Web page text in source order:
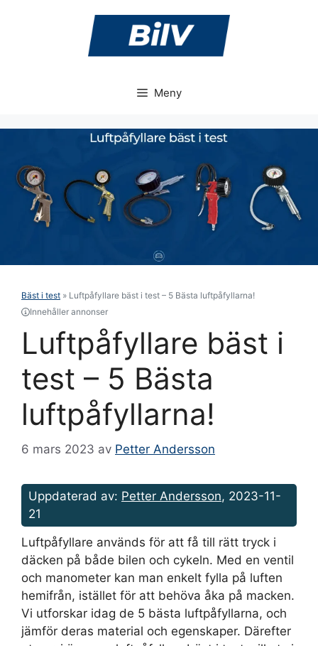
Meny
Bäst i test » Luftpåfyllare bäst i test – 5 Bästa luftpåfyllarna!
Innehåller annonser
Luftpåfyllare bäst i
test – 5 Bästa
luftpåfyllarna!
6 mars 2023 av Petter Andersson
Uppdaterad av: Petter Andersson, 2023-11-
21
Luftpåfyllare används för att få till rätt tryck i
däcken på både bilen och cykeln. Med en ventil
och manometer kan man enkelt fylla på luften
hemifrån, istället för att behöva åka på macken.
Vi utforskar idag de 5 bästa luftpåfyllarna, och
jämför deras material och egenskaper. Därefter